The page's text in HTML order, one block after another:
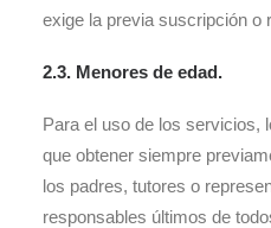
exige la previa suscripción o
2.3. Menores de edad.
Para el uso de los servicios,
que obtener siempre
los padres, tutores o
responsables últimos de